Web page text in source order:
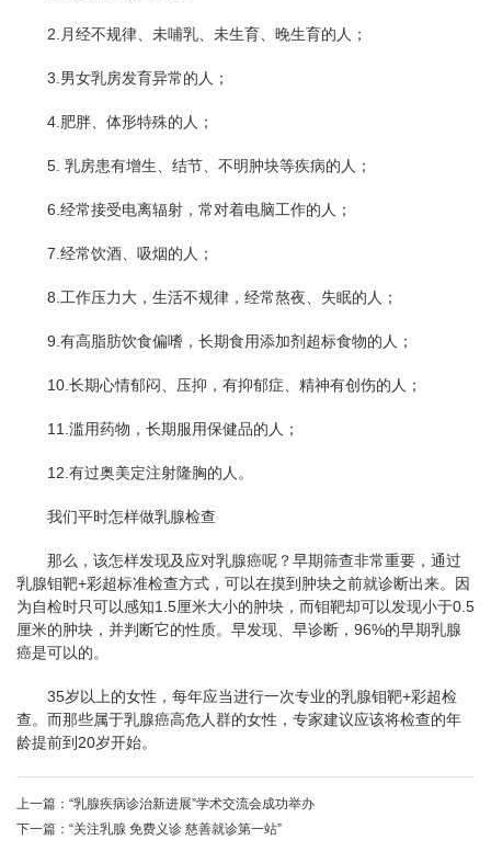
2.月经不规律、未哺乳、未生育、晚生育的人；
3.男女乳房发育异常的人；
4.肥胖、体形特殊的人；
5. 乳房患有增生、结节、不明肿块等疾病的人；
6.经常接受电离辐射，常对着电脑工作的人；
7.经常饮酒、吸烟的人；
8.工作压力大，生活不规律，经常熬夜、失眠的人；
9.有高脂肪饮食偏嗜，长期食用添加剂超标食物的人；
10.长期心情郁闷、压抑，有抑郁症、精神有创伤的人；
11.滥用药物，长期服用保健品的人；
12.有过奥美定注射隆胸的人。
我们平时怎样做乳腺检查
那么，该怎样发现及应对乳腺癌呢？早期筛查非常重要，通过
乳腺钼靶+彩超标准检查方式，可以在摸到肿块之前就诊断出来。因
为自检时只可以感知1.5厘米大小的肿块，而钼靶却可以发现小于0.5
厘米的肿块，并判断它的性质。早发现、早诊断，96%的早期乳腺
癌是可以的。
35岁以上的女性，每年应当进行一次专业的乳腺钼靶+彩超检
查。而那些属于乳腺癌高危人群的女性，专家建议应该将检查的年
龄提前到20岁开始。
上一篇： “乳腺疾病诊治新进展”学术交流会成功举办
下一篇： “关注乳腺 免费义诊 慈善就诊第一站”